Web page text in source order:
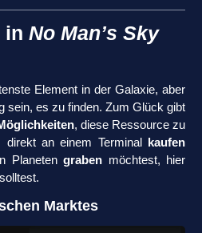
in No Man’s Sky
Element in der Galaxie, aber
sein, es zu finden. Zum Glück gibt
, diese Ressource zu
an einem Terminal
kaufen
Planeten graben möchtest, hier
Marktes